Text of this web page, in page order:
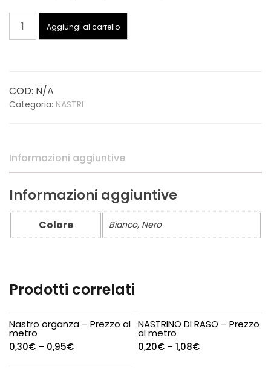
Velcro
Misto
metro
quantità
Aggiungi al carrello
COD: N/A
Categoria: NASTRI
Informazioni aggiuntive
Informazioni aggiuntive
Colore Bianco, Nero
Prodotti correlati
Nastro organza – Prezzo al
metro
0,30€ – 0,95€
NASTRINO DI RASO – Prezzo
al metro
0,20€ –1,08€